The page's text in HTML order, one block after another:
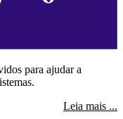
para ajudar a
Leia mais ...